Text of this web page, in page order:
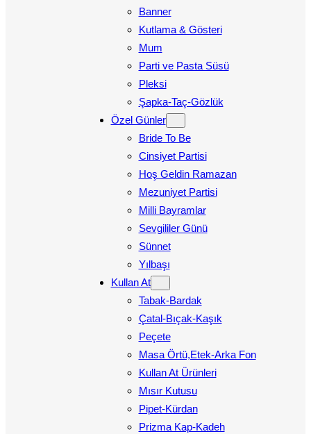
Banner
Kutlama & Gösteri
Mum
Parti ve Pasta Süsü
Pleksi
Şapka-Taç-Gözlük
Özel Günler
Bride To Be
Cinsiyet Partisi
Hoş Geldin Ramazan
Mezuniyet Partisi
Milli Bayramlar
Sevgililer Günü
Sünnet
Yılbaşı
Kullan At
Tabak-Bardak
Çatal-Bıçak-Kaşık
Peçete
Masa Örtü,Etek-Arka Fon
Kullan At Ürünleri
Mısır Kutusu
Pipet-Kürdan
Prizma Kap-Kadeh